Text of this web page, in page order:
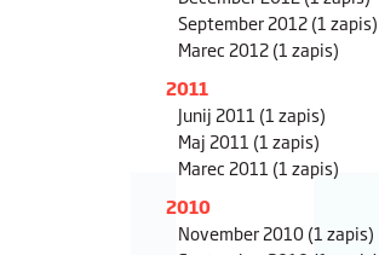
September 2012(1 zapis)
Marec 2012(1 zapis)
2011
Junij 2011 (1 zapis)
Maj 2011 (1 zapis)
Marec 2011 (1 zapis)
2010
November 2010(1 zapis)